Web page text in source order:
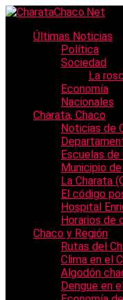
Últimas Noticias
Política
Sociedad
La
Economía
Nacionales
Charata, Chaco
Noticias de
Escuelas de
Municipio
La Charata
El código
Hospital
Horarios de
Chaco y Región
Rutas del
Clima en el
Algodón
Dengue en